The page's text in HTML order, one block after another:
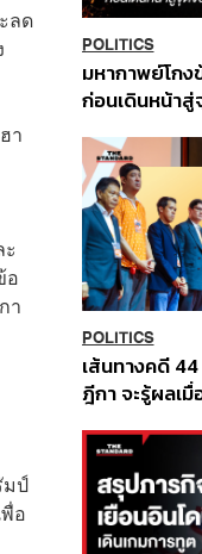
ลด
า
อ
า
มป์
อ
POLITICS
มหากาพย์โก
ก่อนเดินหน้า
POLITICS
เส้นทางคดี
ฎีกา จะรู้ผลเมื่